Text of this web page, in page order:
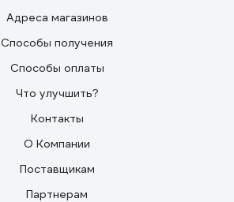
Адреса магазинов
Способы получения
Способы оплаты
Что улучшить?
Контакты
О Компании
Поставщикам
Партнерам